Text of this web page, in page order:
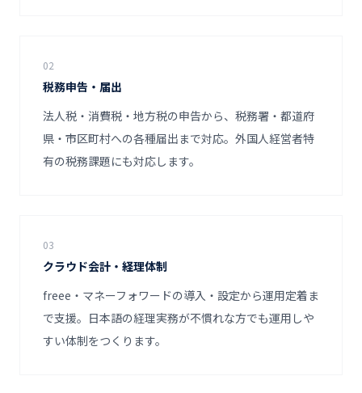
02
税務申告・届出
法人税・消費税・地方税の申告から、税務署・都道府
県・市区町村への各種届出まで対応。外国人経営者特
有の税務課題にも対応します。
03
クラウド会計・経理体制
freee・マネーフォワードの導入・設定から運用定着ま
で支援。日本語の経理実務が不慣れな方でも運用しや
すい体制をつくります。